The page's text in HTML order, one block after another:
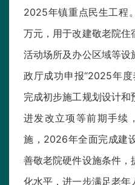
2025年镇重点民生工程
万元，用于改建敬老院
活动场所及办公区域等设
政厅成功申报“2025年
完成初步施工规划设计
进发改立项等前期手续
施，2026年全面完成建
善敬老院硬件设施条件，
化水平，进一步满足老